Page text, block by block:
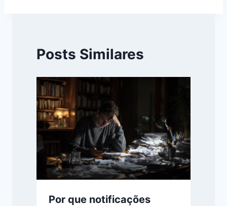
Posts Similares
Por que notificações